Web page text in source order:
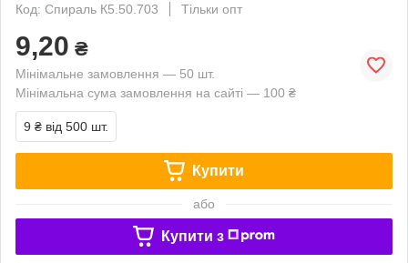
Код: Спираль К5.50.703
Тільки опт
9,20 ₴
Мінімальне замовлення — 50 шт.
Мінімальна сума замовлення на сайті — 100 ₴
9 ₴ від 500 шт.
Купити
або
Купити з